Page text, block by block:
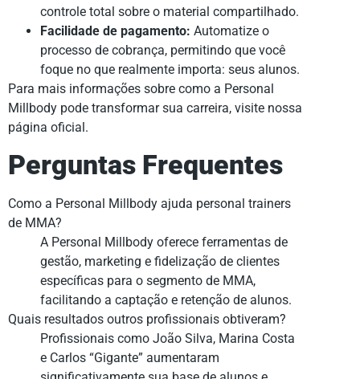
controle total sobre o material compartilhado.
Facilidade de pagamento: Automatize o
processo de cobrança, permitindo que você
foque no que realmente importa: seus alunos.
Para mais informações sobre como a Personal
Millbody pode transformar sua carreira, visite nossa
página oficial.
Perguntas Frequentes
Como a Personal Millbody ajuda personal trainers
de MMA?
A Personal Millbody oferece ferramentas de
gestão, marketing e fidelização de clientes
específicas para o segmento de MMA,
facilitando a captação e retenção de alunos.
Quais resultados outros profissionais obtiveram?
Profissionais como João Silva, Marina Costa
e Carlos “Gigante” aumentaram